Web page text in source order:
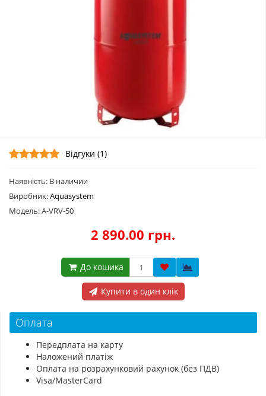
Відгуки (1)
Наявність: В наличии
Виробник:Aquasystem
Модель: A-VRV-50
2 890.00 грн.
До кошика
Купити в один клік
Оплата
Передплата на карту
Наложений платіж
Оплата на розрахунковий рахунок (без ПДВ)
Visa/MasterCard